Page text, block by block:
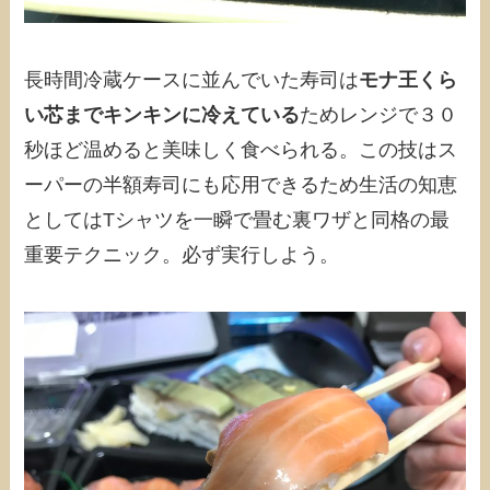
長時間冷蔵ケースに並んでいた寿司はモナ王くら
い芯までキンキンに冷えているためレンジで３０
秒ほど温めると美味しく食べられる。この技はス
ーパーの半額寿司にも応用できるため生活の知恵
としてはTシャツを一瞬で畳む裏ワザと同格の最
重要テクニック。必ず実行しよう。